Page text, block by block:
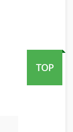
Leitung,
TOP